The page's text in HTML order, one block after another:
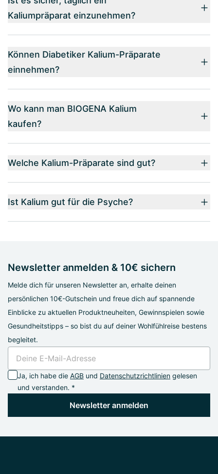
Kaliumpräparat einzunehmen?
Können Diabetiker Kalium-Präparate
einnehmen?
Wo kann man BIOGENA Kalium
kaufen?
Welche Kalium-Präparate sind gut?
Ist Kalium gut für die Psyche?
Newsletter anmelden & 10€ sichern
Melde dich für unseren Newsletter an, erhalte deinen
persönlichen 10€-Gutschein und freue dich auf spannende
Einblicke zu aktuellen Produktneuheiten, Gewinnspielen sowie
Gesundheitstipps – so bist du auf deiner Wohlfühlreise bestens
begleitet.
Ja, ich habe die AGB und Datenschutzrichtlinien gelesen
und verstanden. *
Newsletter anmelden